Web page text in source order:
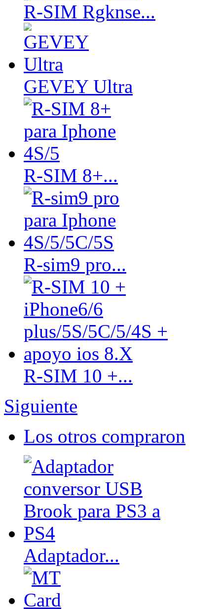
R-SIM Rgknse...
GEVEY Ultra
R-SIM 8+...
R-sim9 pro...
R-SIM 10 +...
Siguiente
Los otros compraron
Adaptador...